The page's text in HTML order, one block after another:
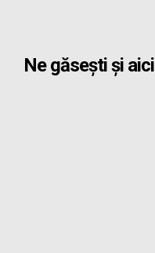
Ne găsești și aici